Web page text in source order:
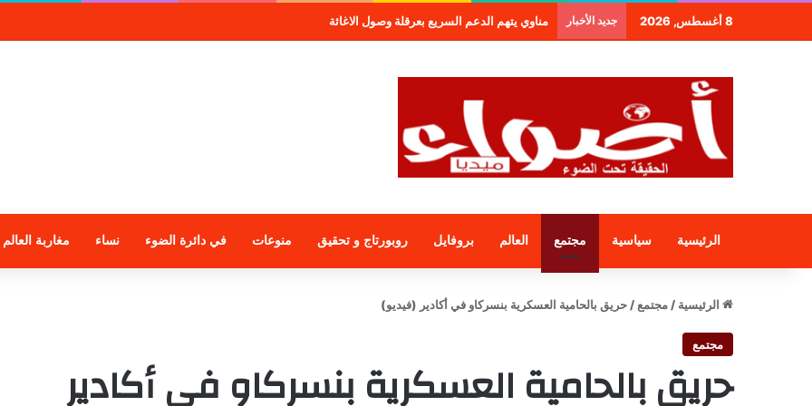
8 أغسطس, 2026 جديد الأخبار مناوي يتهم الدعم السريع بعرقلة وصول الاغاثة
الرئيسية سياسية مجتمع العالم بروفايل روبورتاج و تحقيق منوعات في دائرة الضوء نساء مغاربة العالم
الرئيسية / مجتمع / حريق بالحامية العسكرية بنسركاو في أكادير (فيديو)
مجتمع
حريق بالحامية العسكرية بنسركاو في أكادير